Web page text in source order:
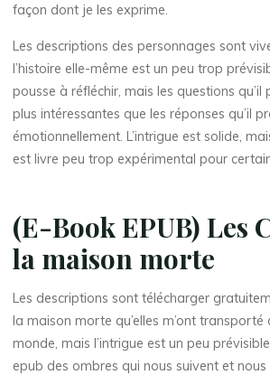
façon dont je les exprime.
Les descriptions des personnages sont
l’histoire elle-même est un peu trop
pousse à réfléchir, mais les questions
plus intéressantes que les réponses qu’il
émotionnellement. L’intrigue est solide,
est livre peu trop expérimental pour
(E-Book EPUB) Les
la maison morte
Les descriptions sont télécharger
la maison morte qu’elles m’ont transporté
monde, mais l’intrigue est un peu
epub des ombres qui nous suivent et